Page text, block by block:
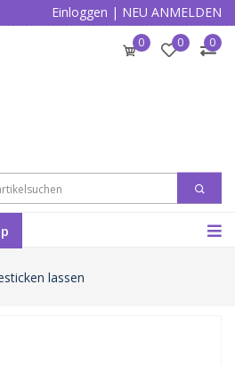
Einloggen | NEU ANMELDEN
0 0 0
lassen